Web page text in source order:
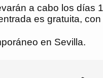
a cabo los días
es gratuita,
en Sevilla.